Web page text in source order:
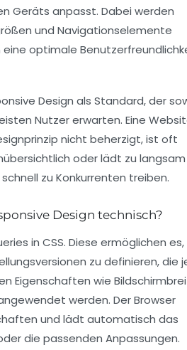
Geräts anpasst. Dabei werden
und Navigationselemente
optimale
Design als Standard, der
Nutzer erwarten. Eine
nicht beherzigt, ist oft
oder lädt zu
zu Konkurrenten treiben.
Design technisch?
in CSS. Diese ermöglichen es,
zu definieren, die
Eigenschaften wie
werden. Der Browser
und lädt automatisch das
die passenden Anpassungen.